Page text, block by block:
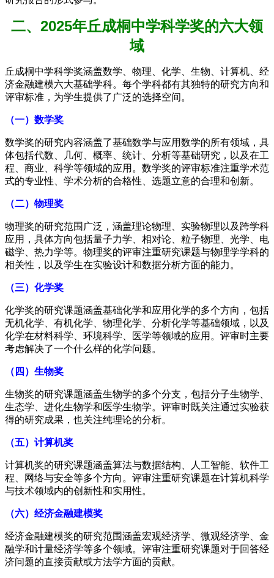
二、2025年丘成桐中学科学奖的六大领
域
丘成桐中学科学奖涵盖数学、物理、化学、生物、计算机、经
济金融建模六大基础学科。每个学科都有其独特的研究方向和
评审标准，为学生提供了广泛的选择空间。
（一）数学奖
数学奖的研究内容涵盖了基础数学与应用数学的所有领域，具
体包括代数、几何、概率、统计、分析等基础研究，以及在工
程、商业、科学等领域的应用。数学奖的评审标准注重学术范
式的专业性、学术分析的合格性、选题立意的合理和创新。
（二）物理奖
物理奖的研究范围广泛，涵盖理论物理、实验物理以及跨学科
应用，具体方向包括量子力学、相对论、粒子物理、光学、电
磁学、热力学等。物理奖的评审注重研究课题与物理学学科的
相关性，以及学生在实验设计和数据分析方面的能力。
（三）化学奖
化学奖的研究课题涵盖基础化学和应用化学的多个方向，包括
无机化学、有机化学、物理化学、分析化学等基础领域，以及
化学在材料科学、环境科学、医学等领域的应用。评审时主要
考虑解决了一个什么样的化学问题。
（四）生物奖
生物奖的研究课题涵盖生物学的多个分支，包括分子生物学、
生态学、进化生物学和医学生物学。评审时既关注通过实验获
得的研究成果，也关注纯理论的分析。
（五）计算机奖
计算机奖的研究课题涵盖算法与数据结构、人工智能、软件工
程、网络与安全等多个方向。评审注重研究课题在计算机科学
与技术领域内的创新性和实用性。
（六）经济金融建模奖
经济金融建模奖的研究范围涵盖宏观经济学、微观经济学、金
融学和计量经济学等多个领域。评审注重研究课题对于回答经
济问题的直接贡献或方法学方面的贡献。